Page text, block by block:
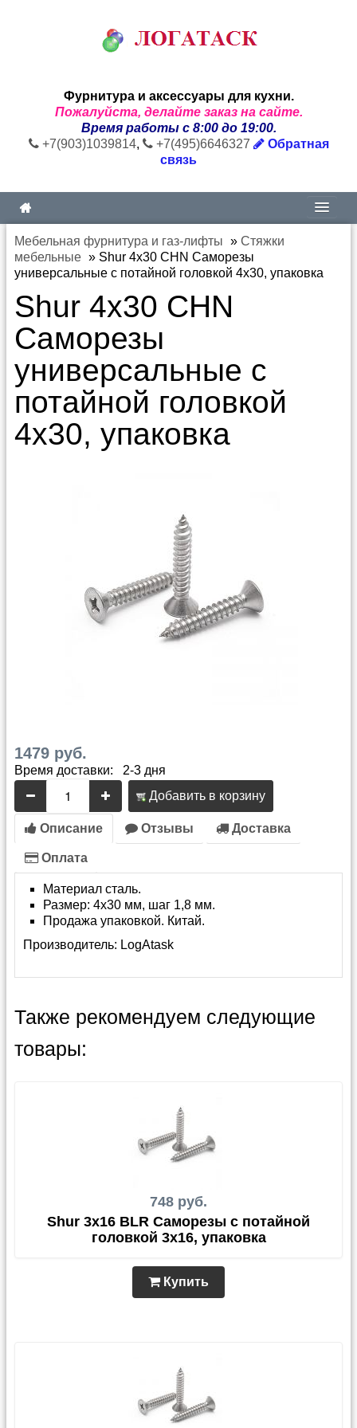
Фурнитура и аксессуары для кухни.
Пожалуйста, делайте заказ на сайте.
Время работы с 8:00 до 19:00.
+7(903)1039814, +7(495)6646327
Обратная
связь
Мебельная фурнитура и газ-лифты » Стяжки
мебельные » Shur 4x30 CHN Саморезы
универсальные с потайной головкой 4x30, упаковка
Shur 4x30 CHN
Саморезы
универсальные с
потайной головкой
4x30, упаковка
1479 руб.
Время доставки: 2-3 дня
Добавить в корзину
Описание Отзывы Доставка
Оплата
Материал сталь.
Размер: 4x30 мм, шаг 1,8 мм.
Продажа упаковкой. Китай.
Производитель: LogAtask
Также рекомендуем следующие
товары:
748 руб.
Shur 3x16 BLR Саморезы с потайной
головкой 3х16, упаковка
Купить